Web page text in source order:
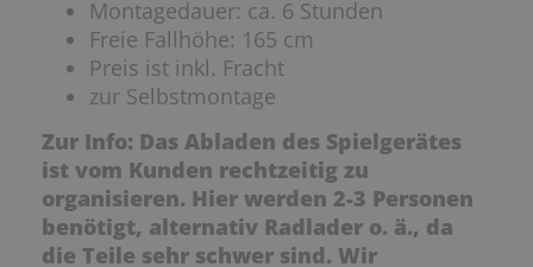
Montagedauer: ca. 6 Stunden
Freie Fallhöhe: 165 cm
Preis ist inkl. Fracht
zur Selbstmontage
Zur Info: Das Abladen des Spielgerätes
ist vom Kunden rechtzeitig zu
organisieren. Hier werden 2-3 Personen
benötigt, alternativ Radlader o. ä., da
die Teile sehr schwer sind. Wir